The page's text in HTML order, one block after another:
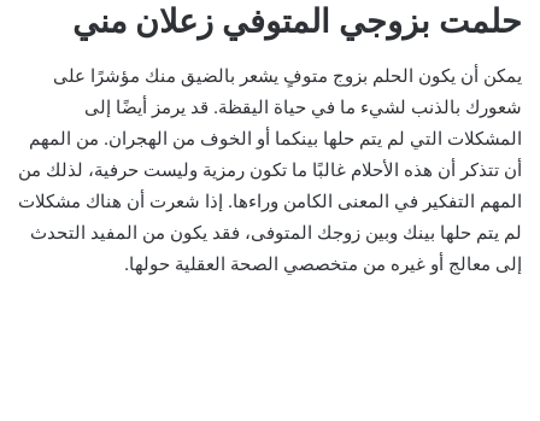
حلمت بزوجي المتوفي زعلان مني
يمكن أن يكون الحلم بزوج متوفٍ يشعر بالضيق منك مؤشرًا على
شعورك بالذنب لشيء ما في حياة اليقظة. قد يرمز أيضًا إلى
المشكلات التي لم يتم حلها بينكما أو الخوف من الهجران. من المهم
أن تتذكر أن هذه الأحلام غالبًا ما تكون رمزية وليست حرفية، لذلك من
المهم التفكير في المعنى الكامن وراءها. إذا شعرت أن هناك مشكلات
لم يتم حلها بينك وبين زوجك المتوفى، فقد يكون من المفيد التحدث
إلى معالج أو غيره من متخصصي الصحة العقلية حولها.